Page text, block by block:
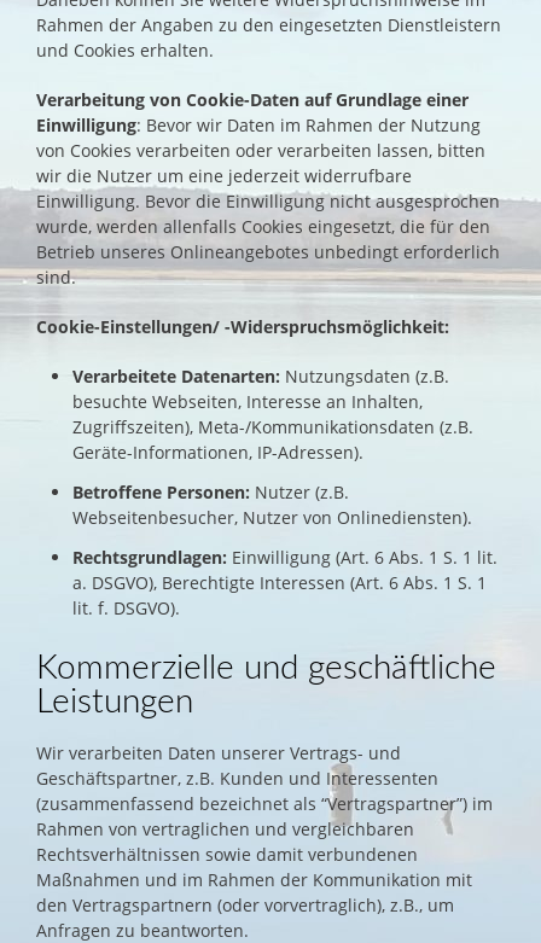
Rahmen der Angaben zu den eingesetzten Dienstleistern
und Cookies erhalten.
Verarbeitung von Cookie-Daten auf Grundlage einer
Einwilligung: Bevor wir Daten im Rahmen der Nutzung
von Cookies verarbeiten oder verarbeiten lassen, bitten
wir die Nutzer um eine jederzeit widerrufbare
Einwilligung. Bevor die Einwilligung nicht ausgesprochen
wurde, werden allenfalls Cookies eingesetzt, die für den
Betrieb unseres Onlineangebotes unbedingt erforderlich
sind.
Cookie-Einstellungen/ -Widerspruchsmöglichkeit:
Verarbeitete Datenarten: Nutzungsdaten (z.B.
besuchte Webseiten, Interesse an Inhalten,
Zugriffszeiten), Meta-/Kommunikationsdaten (z.B.
Geräte-Informationen, IP-Adressen).
Betroffene Personen: Nutzer (z.B.
Webseitenbesucher, Nutzer von Onlinediensten).
Rechtsgrundlagen: Einwilligung (Art. 6 Abs. 1 S. 1 lit.
a. DSGVO), Berechtigte Interessen (Art. 6 Abs. 1 S. 1
lit. f. DSGVO).
Kommerzielle und geschäftliche
Leistungen
Wir verarbeiten Daten unserer Vertrags- und
Geschäftspartner, z.B. Kunden und Interessenten
(zusammenfassend bezeichnet als “Vertragspartner”) im
Rahmen von vertraglichen und vergleichbaren
Rechtsverhältnissen sowie damit verbundenen
Maßnahmen und im Rahmen der Kommunikation mit
den Vertragspartnern (oder vorvertraglich), z.B., um
Anfragen zu beantworten.